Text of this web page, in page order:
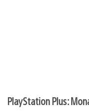
PlayStation Plus: